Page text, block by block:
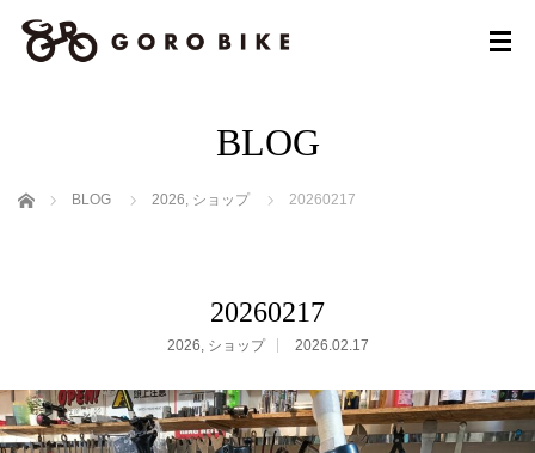
BLOG
ホーム BLOG 2026, ショップ 20260217
20260217
2026, ショップ 2026.02.17